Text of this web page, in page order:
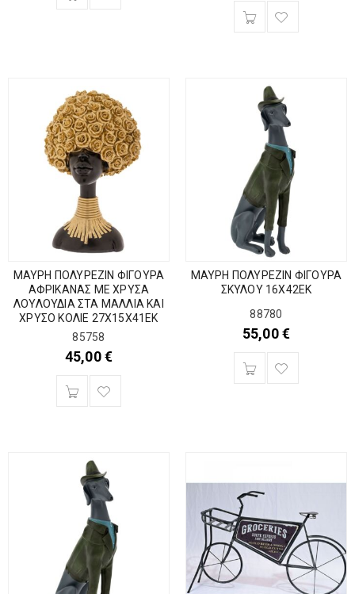
ΜΑΥΡΗ ΠΟΛΥΡΕΖΙΝ ΦΙΓΟΥΡΑ
ΑΦΡΙΚΑΝΑΣ ΜΕ ΧΡΥΣΑ
ΛΟΥΛΟΥΔΙΑ ΣΤΑ ΜΑΛΛΙΑ ΚΑΙ
ΧΡΥΣΟ ΚΟΛΙΕ 27Χ15Χ41ΕΚ
85758
45,00€
ΜΑΥΡΗ ΠΟΛΥΡΕΖΙΝ ΦΙΓΟΥΡΑ
ΣΚΥΛΟΥ 16Χ42ΕΚ
88780
55,00€